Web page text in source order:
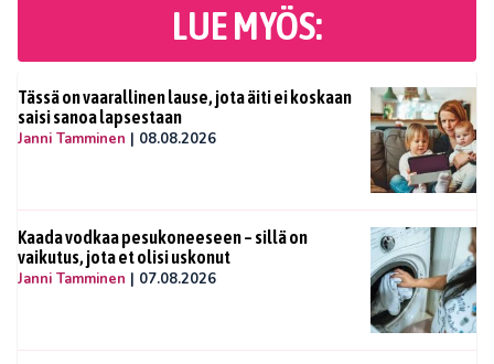
LUE MYÖS:
Tässä on vaarallinen lause, jota äiti ei koskaan
saisi sanoa lapsestaan
Janni Tamminen | 08.08.2026
Kaada vodkaa pesukoneeseen – sillä on
vaikutus, jota et olisi uskonut
Janni Tamminen | 07.08.2026